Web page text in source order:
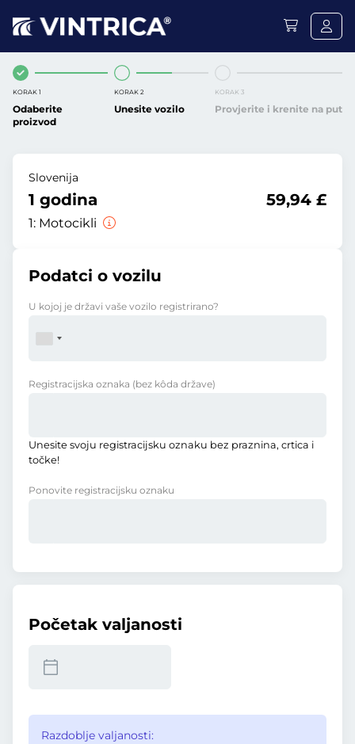
KORAK 1
Odaberite
proizvod
KORAK 2
Unesite vozilo
KORAK 3
Provjerite i krenite na put
Slovenija
1 godina
1: Motocikli
59,94 £
Podatci o vozilu
U kojoj je državi vaše vozilo registrirano?
Registracijska oznaka (bez kôda države)
Unesite svoju registracijsku oznaku bez praznina, crtica i
točke!
Ponovite registracijsku oznaku
Početak valjanosti
Razdoblje valjanosti: